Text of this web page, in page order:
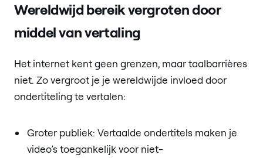
Wereldwijd bereik vergroten door
middel van vertaling
Het internet kent geen grenzen, maar taalbarrières
niet. Zo vergroot je je wereldwijde invloed door
ondertiteling te vertalen:
Groter publiek: Vertaalde ondertitels maken je
video’s toegankelijk voor niet-